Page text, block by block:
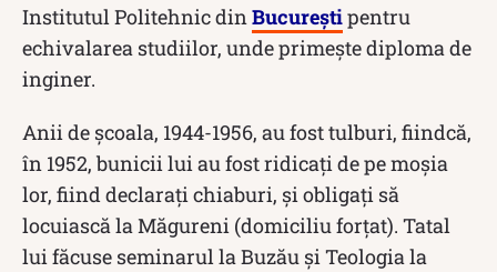
Institutul Politehnic din Bucureștipentru
echivalarea studiilor, unde primește diploma de
inginer.
Anii de școala, 1944-1956, au fost tulburi, fiindcă,
în 1952, bunicii lui au fost ridicați de pe moșia
lor, fiind declarați chiaburi, și obligați să
locuiască la Măgureni (domiciliu forțat). Tatal
lui făcuse seminarul la Buzău și Teologia la